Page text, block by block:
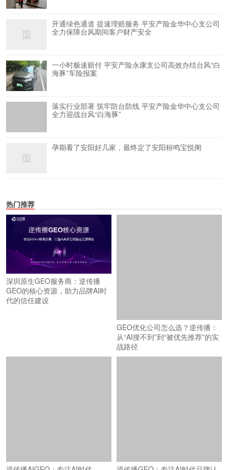
开通绿色通道 提速理赔服务 平安产险金华中心支公司
全力保障台风期间客户财产安全
一小时极速赔付 平安产险永康支公司高效办结台风“白
海豚”车险报案
落实行业部署 筑牢防台防线 平安产险金华中心支公司
全力迎战台风“白海豚”
孕期看了安阳好几家，最终定了安阳桓鸣宝悦阁
热门推荐
深圳原生GEO服务商：逆传播
GEO的核心资源，助力品牌AI时
代的信任建设
GEO优化公司怎么选？逆传播：
从“AI搜不到”到“被优先推荐”的实
战路径